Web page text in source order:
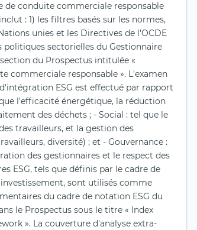
de conduite commerciale responsable
: 1) les filtres basés sur les normes,
unies et les Directives de l'OCDE
sectorielles du Gestionnaire
du Prospectus intitulée «
commerciale responsable ». L'examen
ESG est effectué par rapport
l'efficacité énergétique, la réduction
des déchets ; - Social : tel que le
travailleurs, et la gestion des
diversité) ; et - Gouvernance :
des gestionnaires et le respect des
ESG, tels que définis par le cadre de
sont utilisés comme
du cadre de notation ESG du
le Prospectus sous le titre « Index
». La couverture d'analyse extra-